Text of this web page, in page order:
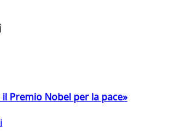
Premio Nobel per la pace»